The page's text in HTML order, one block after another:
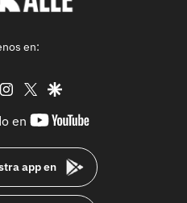
en:
instagram
twittergoogle
en
youtube-
app en